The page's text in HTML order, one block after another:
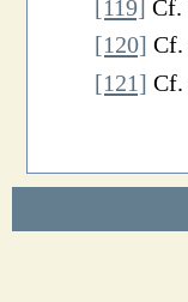
[119] Cf.
[120] Cf.
[121] Cf.